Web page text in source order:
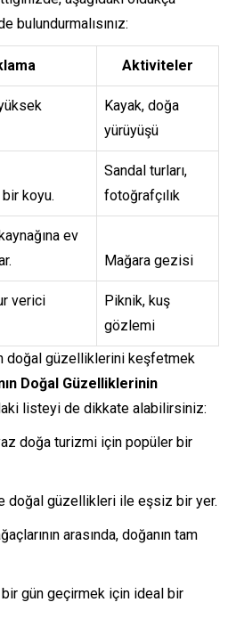
bulundurmalısınız:
Aktiviteler
Kayak, doğa
yürüyüşü
bir koyu.
Sandal turları,
fotoğrafçılık
ev
Mağara gezisi
verici
Piknik, kuş
gözlemi
doğal güzelliklerini keşfetmek
Doğal Güzelliklerinin
listeyi de dikkate alabilirsiniz:
doğa turizmi için popüler bir
doğal güzellikleri ile eşsiz bir yer.
arasında, doğanın tam
gün geçirmek için ideal bir